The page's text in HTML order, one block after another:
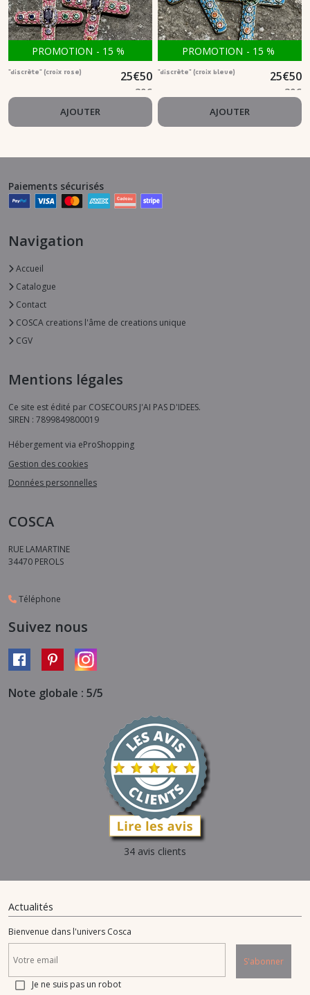
PROMOTION - 15 %
"discrète" (croix rose) 25€50
30€
AJOUTER
PROMOTION - 15 %
"discrète" (croix bleue) 25€50
30€
AJOUTER
Paiements sécurisés
Navigation
Accueil
Catalogue
Contact
COSCA creations l'âme de creations unique
CGV
Mentions légales
Ce site est édité par COSECOURS J'AI PAS D'IDEES.
SIREN : 7899849800019
Hébergement via eProShopping
Gestion des cookies
Données personnelles
COSCA
RUE LAMARTINE
34470 PEROLS
Téléphone
Suivez nous
Note globale : 5/5
34 avis clients
Actualités
Bienvenue dans l'univers Cosca
S'abonner
Je ne suis pas un robot